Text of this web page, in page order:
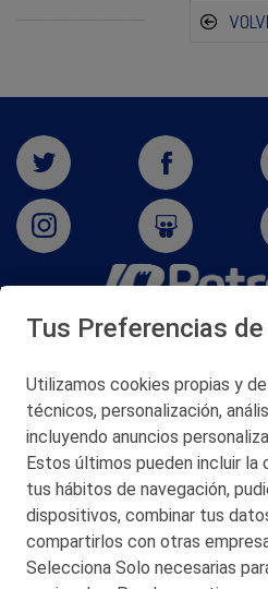
San Martín 5-
© 2026
MAPA
Tus Preferencias
Utilizamos cookies propias y
técnicos, personalización,
incluyendo anuncios
Estos últimos pueden incluir la
tus hábitos de navegación,
dispositivos, combinar tus
compartirlos con otras
Selecciona Solo necesarias